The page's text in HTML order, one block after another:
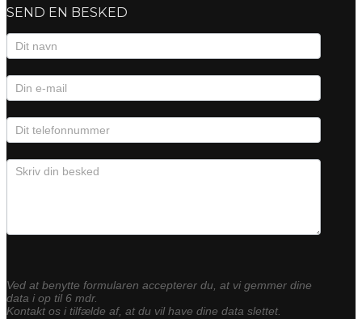
SEND EN BESKED
Kontaktformular
Ved at benytte formularen accepterer du, at vi gemmer dine
data i op til 6 mdr.
Kontakt os i tilfælde af, at du vil have dine data slettet.